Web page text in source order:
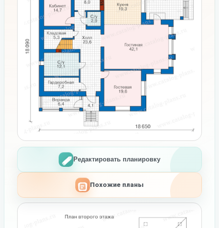
Редактировать планировку
Похожие планы